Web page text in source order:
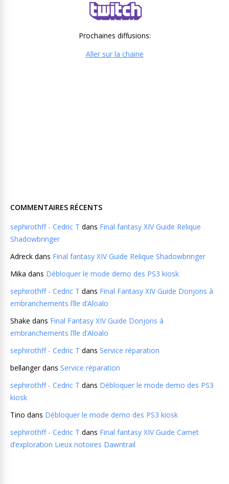
Prochaines diffusions:
Aller sur la chaine
COMMENTAIRES RÉCENTS
sephirothff - Cedric T dans Final fantasy XIV Guide Relique
Shadowbringer
Adreck dans Final fantasy XIV Guide Relique Shadowbringer
Mika dans Débloquer le mode demo des PS3 kiosk
sephirothff - Cedric T dans Final Fantasy XIV Guide Donjons à
embranchements l’île d’Aloalo
Shake dans Final Fantasy XIV Guide Donjons à
embranchements l’île d’Aloalo
sephirothff - Cedric T dans Service réparation
bellangerdans Service réparation
sephirothff - Cedric T dans Débloquer le mode demo des PS3
kiosk
Tino dans Débloquer le mode demo des PS3 kiosk
sephirothff - Cedric T dans Final fantasy XIV Guide Carnet
d’exploration Lieux notoires Dawntrail